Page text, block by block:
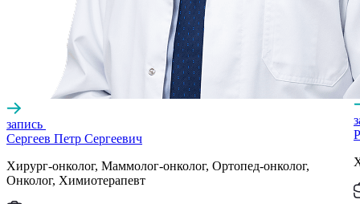
запись
Сергеев Петр Сергеевич
Хирург-онколог, Маммолог-онколог, Ортопед-онколог,
Онколог, Химиотерапевт